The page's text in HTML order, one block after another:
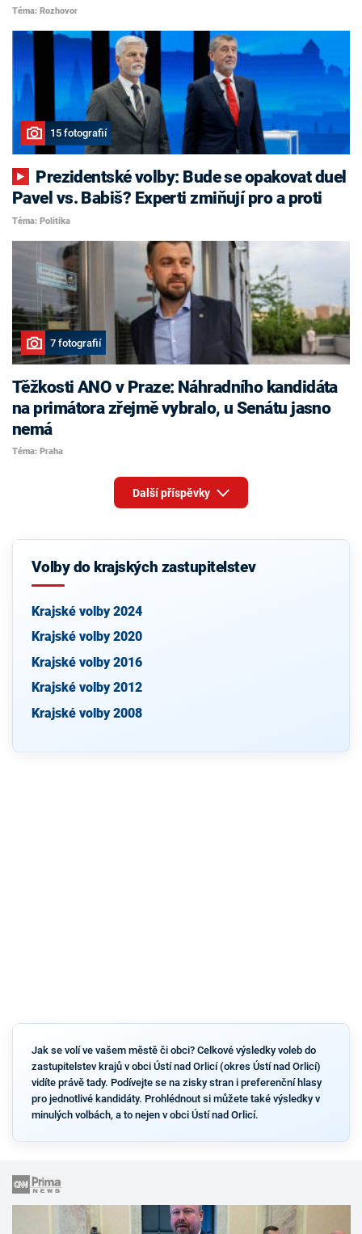
Téma: Rozhovor
15 fotografií
Pavel vs. Babiš? Experti zmiňují pro a proti
Téma: Politika
7 fotografií
Těžkosti ANO v Praze: Náhradního kandidáta
na primátora zřejmě vybralo, u Senátu jasno
nemá
Téma: Praha
Další příspěvky
Volby do krajských zastupitelstev
Krajské volby 2024
Krajské volby 2020
Krajské volby 2016
Krajské volby 2012
Krajské volby 2008
Jak se volí ve vašem městě či obci? Celkové výsledky voleb do
zastupitelstev krajů v obci Ústí nad Orlicí (okres Ústí nad Orlicí)
vidíte právě tady. Podívejte se na zisky stran i preferenční hlasy
pro jednotlivé kandidáty. Prohlédnout si můžete také výsledky v
minulých volbách, a to nejen v obci Ústí nad Orlicí.